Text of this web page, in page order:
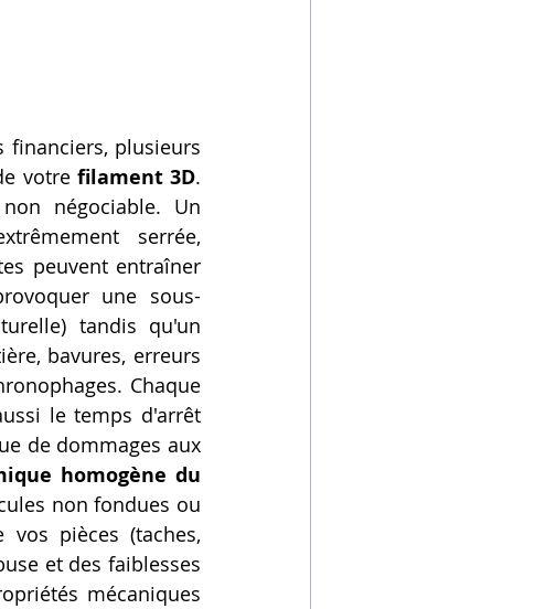
plusieurs
votre filament 3D.
négociable. Un
serrée,
peuvent entraîner
une sous-
tandis qu'un
bavures, erreurs
Chaque
le temps d'arrêt
de dommages aux
homogène du
non fondues ou
pièces (taches,
et des faiblesses
mécaniques